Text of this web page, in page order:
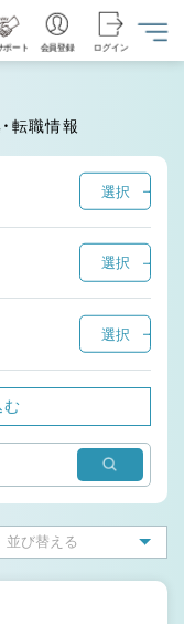
ポート 会員登録 ログイン
転職情報
選択
選択
選択
む